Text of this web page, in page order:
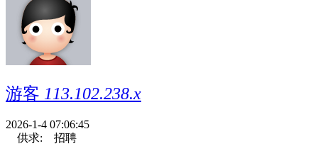
游客 113.102.238.x
2026-1-4 07:06:45
供求:
招聘